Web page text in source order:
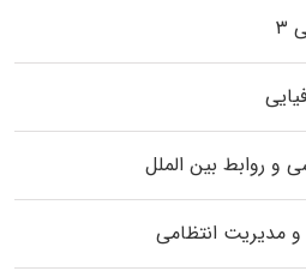
و روابط بین الملل
مدیریت انتظامی